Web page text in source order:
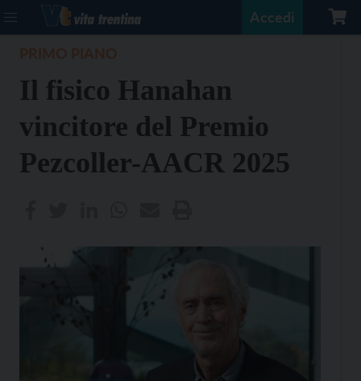
Accedi
Il fisico Hanahan
vincitore del Premio
Pezcoller-AACR 2025